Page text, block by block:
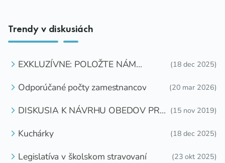
Trendy v diskusiách
EXKLUZÍVNE: POLOŽTE NÁM
(18 dec 2025)
Odporúčané počty zamestnancov (20 mar 2026)
DISKUSIA K NÁVRHU OBEDOV PRE
(15 nov 2019)
Kuchárky (18 dec 2025)
Legislatíva v školskom stravovaní (23 okt 2025)